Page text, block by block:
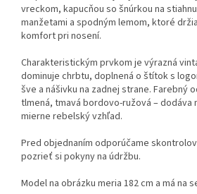
vreckom, kapucňou so šnúrkou na
manžetami a spodným lemom, ktoré
komfort pri nosení.
Charakteristickým prvkom je výrazná
dominuje chrbtu, doplnená o štítok s
šve a nášivku na zadnej strane. Farebný
tlmená, tmavá bordovo-ružová – dodáva
mierne rebelský vzhľad.
Pred objednaním odporúčame
pozrieť si pokyny na údržbu.
Model na obrázku meria 182 cm a má na